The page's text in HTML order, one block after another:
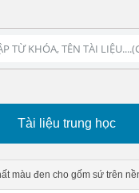
Tài liệu trung học
màu đen cho gốm sứ trên